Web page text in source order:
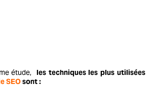
étude, les techniques les plus utilisées
SEOsont :